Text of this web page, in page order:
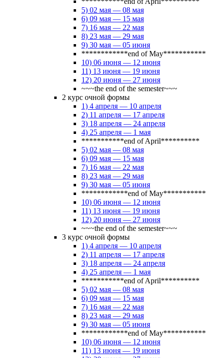
5) 02 мая — 08 мая
6) 09 мая — 15 мая
7) 16 мая — 22 мая
8) 23 мая — 29 мая
9) 30 мая — 05 июня
************end of May***********
10) 06 июня — 12 июня
11) 13 июня — 19 июня
12) 20 июня — 27 июня
~~~the end of the semester~~~
2 курс очной формы
1) 4 апреля — 10 апреля
2) 11 апреля — 17 апреля
3) 18 апреля — 24 апреля
4) 25 апреля — 1 мая
***********end of April**********
5) 02 мая — 08 мая
6) 09 мая — 15 мая
7) 16 мая — 22 мая
8) 23 мая — 29 мая
9) 30 мая — 05 июня
************end of May***********
10) 06 июня — 12 июня
11) 13 июня — 19 июня
12) 20 июня — 27 июня
~~~the end of the semester~~~
3 курс очной формы
1) 4 апреля — 10 апреля
2) 11 апреля — 17 апреля
3) 18 апреля — 24 апреля
4) 25 апреля — 1 мая
***********end of April**********
5) 02 мая — 08 мая
6) 09 мая — 15 мая
7) 16 мая — 22 мая
8) 23 мая — 29 мая
9) 30 мая — 05 июня
************end of May***********
10) 06 июня — 12 июня
11) 13 июня — 19 июня